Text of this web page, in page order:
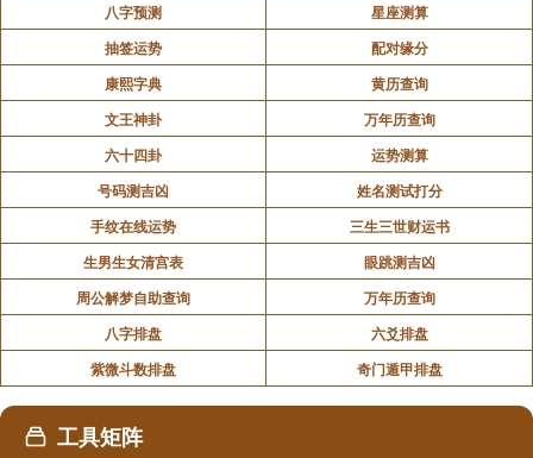
八字预测
星座测算
抽签运势
配对缘分
康熙字典
黄历查询
文王神卦
万年历查询
六十四卦
运势测算
号码测吉凶
姓名测试打分
手纹在线运势
三生三世财运书
生男生女清宫表
眼跳测吉凶
周公解梦自助查询
万年历查询
八字排盘
六爻排盘
紫微斗数排盘
奇门遁甲排盘
工具矩阵